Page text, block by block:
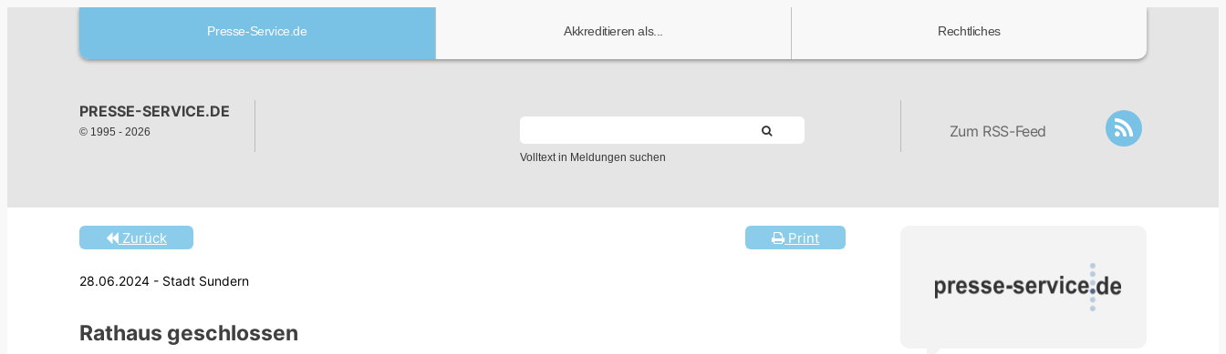
Presse-Service.de Akkreditieren als... Rechtliches
PRESSE-SERVICE.DE
© 1995 - 2026
Volltext in Meldungen suchen
Zum RSS-Feed
Print
Zurück
28.06.2024 - Stadt Sundern
Rathaus geschlossen